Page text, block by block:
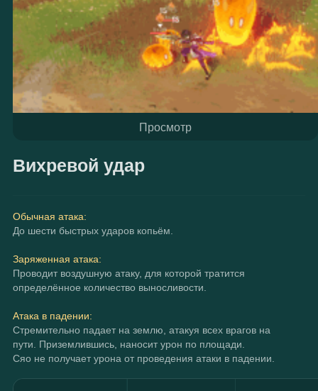
Просмотр
Вихревой удар
Обычная атака:
До шести быстрых ударов копьём.
Заряженная атака:
Проводит воздушную атаку, для которой тратится
определённое количество выносливости.
Атака в падении:
Стремительно падает на землю, атакуя всех врагов на
пути. Приземлившись, наносит урон по площади.
Сяо не получает урона от проведения атаки в падении.